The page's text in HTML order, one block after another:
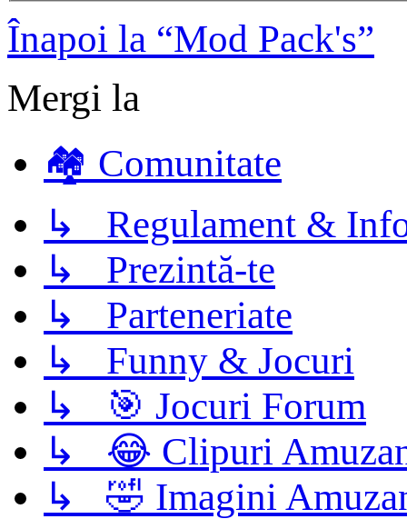
Înapoi la “Mod Pack's”
Mergi la
🏘️ Comunitate
↳ Regulament &
↳ Prezintă-te
↳ Parteneriate
↳ Funny & Jocuri
↳ 🎯 Jocuri Forum
↳ 😂 Clipuri
↳ 🤣 Imagini